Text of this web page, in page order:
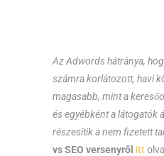
Az Adwords hátránya,
számra korlátozott, havi
magasabb, mint a
és egyébként a látogatók
részesítik a nem fizetett
vs SEO versenyről itt